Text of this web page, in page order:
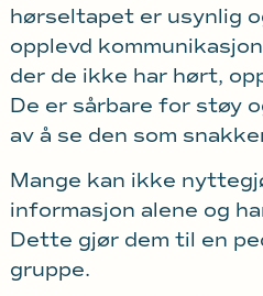
hørseltapet er usynlig
opplevd
der de ikke har hørt,
De er sårbare for støy
av å se den som
Mange kan ikke
informasjon alene og
Dette gjør dem til en
gruppe.